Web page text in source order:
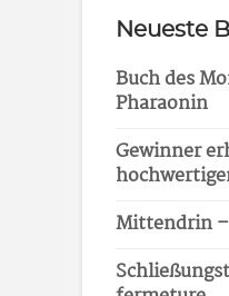
Neueste
Buch des
Pharaonin
Gewinner
Mittendrin